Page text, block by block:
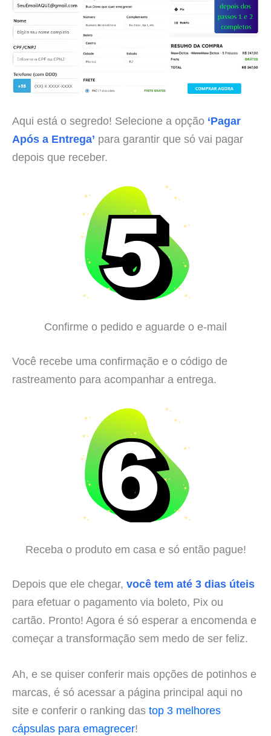
Aqui está o segredo! Selecione a opção ‘Pagar
Após a Entrega’ para garantir que só vai pagar
depois que receber.
Confirme o pedido e aguarde o e-mail
Você recebe uma confirmação e o código de
rastreamento para acompanhar a entrega.
Receba o produto em casa e só então pague!
Depois que ele chegar, você tem até 3 dias úteis
para efetuar o pagamento via boleto, Pix ou
cartão. Pronto! Agora é só esperar a encomenda e
começar a transformação sem medo de ser feliz.
Ah, e se quiser conferir mais opções de potinhos e
marcas, é só acessar a página principal aqui no
site e conferir o ranking das top 3 melhores
cápsulas para emagrecer!